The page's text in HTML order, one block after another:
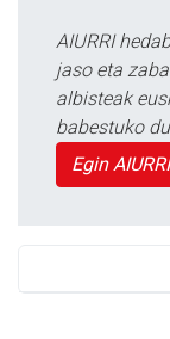
AIURRI
jaso eta
albisteak
babestuko
Egin